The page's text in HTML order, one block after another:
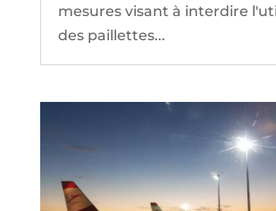
mesures visant à interdire
des paillettes...